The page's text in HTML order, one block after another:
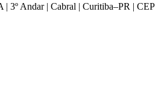
| 3º Andar | Cabral | Curitiba–PR | CEP